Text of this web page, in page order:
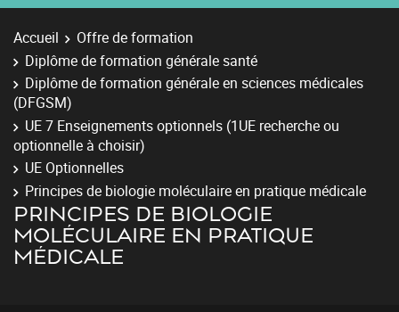
Accueil
Offre de formation
Diplôme de formation générale santé
Diplôme de formation générale en sciences médicales
(DFGSM)
UE 7 Enseignements optionnels (1UE recherche ou
optionnelle à choisir)
UE Optionnelles
Principes de biologie moléculaire en pratique médicale
PRINCIPES DE BIOLOGIE
MOLÉCULAIRE EN PRATIQUE
MÉDICALE